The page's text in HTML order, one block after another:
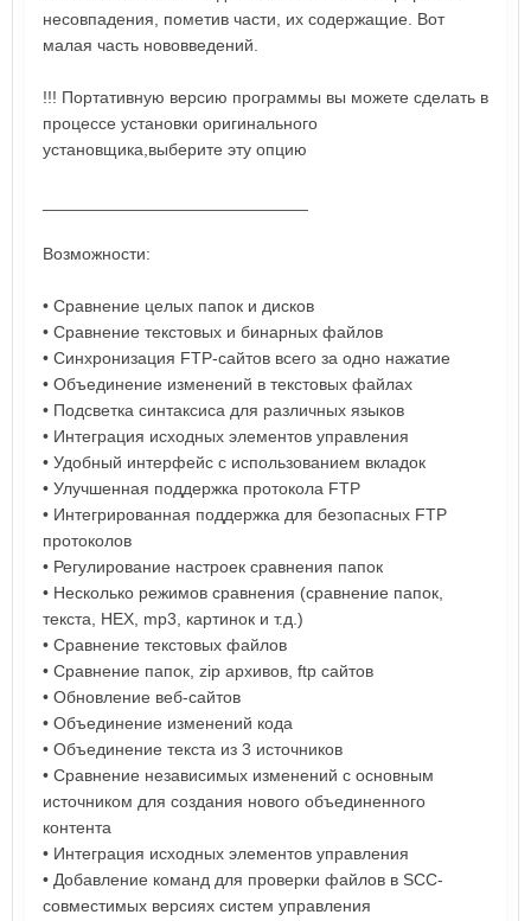
несовпадения, пометив части, их содержащие. Вот
малая часть нововведений.
!!! Портативную версию программы вы можете сделать в
процессе установки оригинального
установщика,выберите эту опцию
Возможности:
• Сравнение целых папок и дисков
• Сравнение текстовых и бинарных файлов
• Синхронизация FTP-сайтов всего за одно нажатие
• Объединение изменений в текстовых файлах
• Подсветка синтаксиса для различных языков
• Интеграция исходных элементов управления
• Удобный интерфейс с использованием вкладок
• Улучшенная поддержка протокола FTP
• Интегрированная поддержка для безопасных FTP
протоколов
• Регулирование настроек сравнения папок
• Несколько режимов сравнения (сравнение папок,
текста, HEX, mp3, картинок и т.д.)
• Сравнение текстовых файлов
• Сравнение папок, zip архивов, ftp сайтов
• Обновление веб-сайтов
• Объединение изменений кода
• Объединение текста из 3 источников
• Сравнение независимых изменений с основным
источником для создания нового объединенного
контента
• Интеграция исходных элементов управления
• Добавление команд для проверки файлов в SCC-
совместимых версиях систем управления